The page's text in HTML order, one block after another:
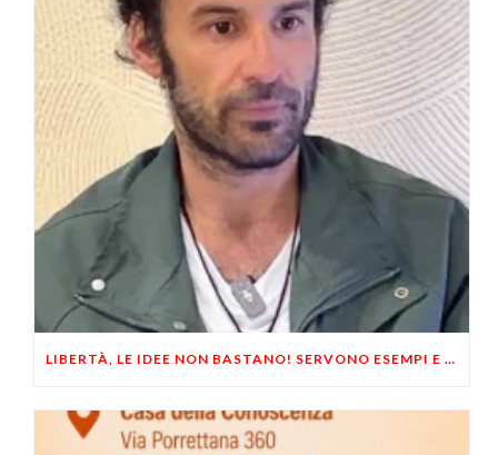
LIBERTÀ, LE IDEE NON BASTANO! SERVONO ESEMPI E UN PO’ DI COERENZA